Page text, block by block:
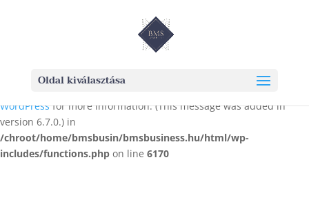
: Function _load_textdomain_just_in_time was called
. Translation loading for the
triggered too early. This is usually an indicator for some code in
the plugin or theme running too early. Translations should be
Debugging in
WordPressfor more information. (This message was added in
version 6.7.0.) in
/chroot/home/bmsbusin/bmsbusiness.hu/html/wp-
includes/functions.php on line 6170
Oldal kiválasztása